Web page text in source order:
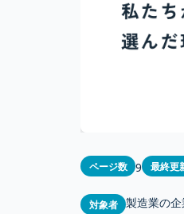
ページ数 9 最終更
対象者 製造業の企